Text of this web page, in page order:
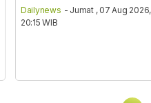
Dailynews - Jumat , 07 Aug 2026,
20:15 WIB